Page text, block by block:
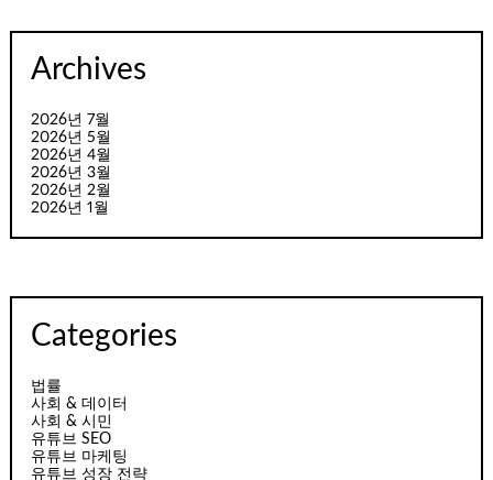
Archives
2026년 7월
2026년 5월
2026년 4월
2026년 3월
2026년 2월
2026년 1월
Categories
법률
사회 & 데이터
사회 & 시민
유튜브 SEO
유튜브 마케팅
유튜브 성장 전략